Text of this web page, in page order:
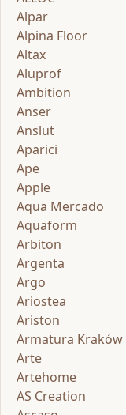
Alpar
Alpina Floor
Altax
Aluprof
Ambition
Anser
Anslut
Aparici
Ape
Apple
Aqua Mercado
Aquaform
Arbiton
Argenta
Argo
Ariostea
Ariston
Armatura Kraków
Arte
Artehome
AS Creation